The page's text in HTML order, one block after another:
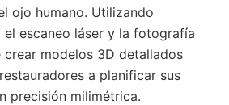
ojo humano. Utilizando
escaneo láser y la fotografía
crear modelos 3D detallados
a planificar sus
precisión milimétrica.